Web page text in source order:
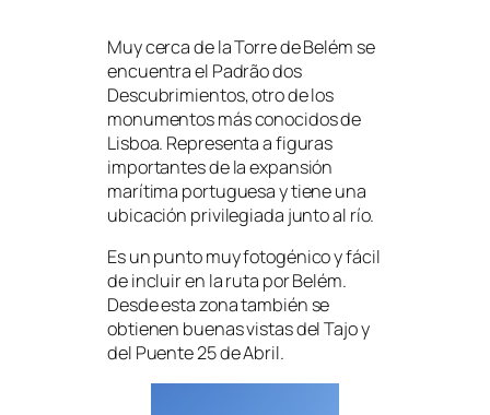
Muy cerca de la Torre de Belém se
encuentra el Padrão dos
Descubrimientos, otro de los
monumentos más conocidos de
Lisboa. Representa a figuras
importantes de la expansión
marítima portuguesa y tiene una
ubicación privilegiada junto al río.
Es un punto muy fotogénico y fácil
de incluir en la ruta por Belém.
Desde esta zona también se
obtienen buenas vistas del Tajo y
del Puente 25 de Abril.